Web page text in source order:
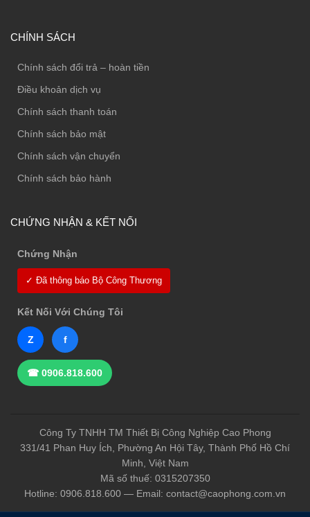
CHÍNH SÁCH
Chính sách đổi trả – hoàn tiền
Điều khoản dịch vụ
Chính sách thanh toán
Chính sách bảo mật
Chính sách vận chuyển
Chính sách bảo hành
CHỨNG NHẬN & KẾT NỐI
Chứng Nhận
✓ Đã thông báo Bộ Công Thương
Kết Nối Với Chúng Tôi
Z f
☎ 0906.818.600
Công Ty TNHH TM Thiết Bị Công Nghiệp Cao Phong
331/41 Phan Huy Ích, Phường An Hội Tây, Thành Phố Hồ Chí
Minh, Việt Nam
Mã số thuế: 0315207350
Hotline: 0906.818.600 — Email: contact@caophong.com.vn